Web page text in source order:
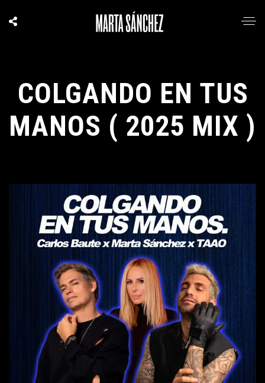
COLGANDO EN TUS
MANOS ( 2025 MIX )